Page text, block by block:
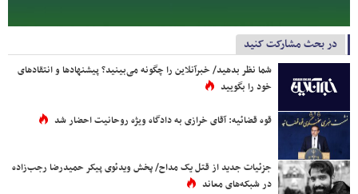
در بحث مشارکت کنید
شما نظر بدهید/ خبرآنلاین را چگونه می‌بینید؟ پیشنهادها و انتقادهای
خود را بگویید
قوه قضائیه: آقای خرازی به دادگاه ویژه روحانیت احضار شد
جزئیات جدید از قتل یک مداح/ پخش ویدئوی پیکر حمیدرضا رجب‌زاده
در شبکه‌های معاند